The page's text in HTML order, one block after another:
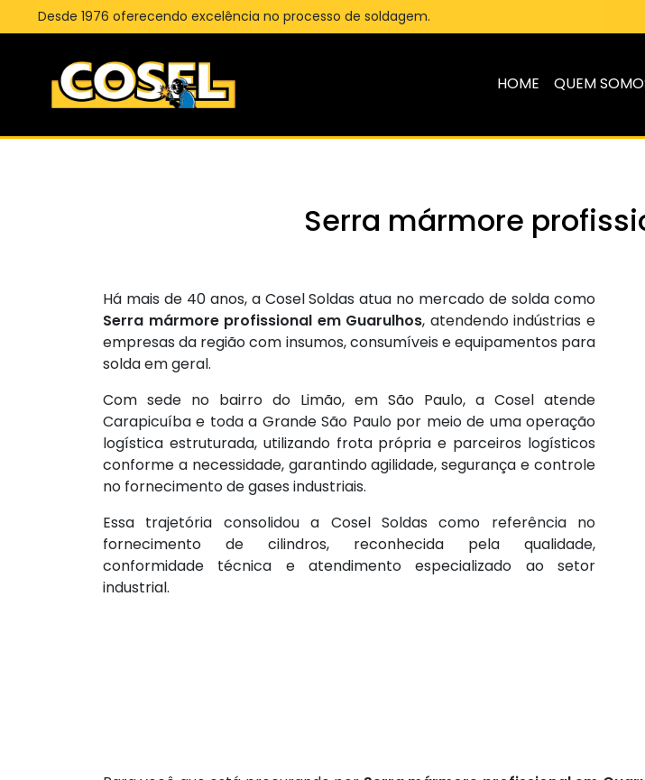
Desde 1976 oferecendo excelência no processo de soldagem.
HOME QUEM
Serra mármore
Há mais de 40 anos, a Cosel Soldas atua no mercado de solda como
Serra mármore profissional em Guarulhos, atendendo indústrias e
empresas da região com insumos, consumíveis e equipamentos para
solda em geral.
Com sede no bairro do Limão, em São Paulo, a Cosel atende
Carapicuíba e toda a Grande São Paulo por meio de uma operação
logística estruturada, utilizando frota própria e parceiros logísticos
conforme a necessidade, garantindo agilidade, segurança e controle
no fornecimento de gases industriais.
Essa trajetória consolidou a Cosel Soldas como referência no
fornecimento de cilindros, reconhecida pela qualidade,
conformidade técnica e atendimento especializado ao setor
industrial.